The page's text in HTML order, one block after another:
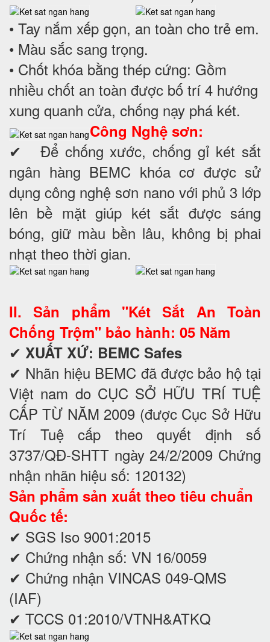
• Tay nắm xếp gọn, an toàn cho trẻ em.
• Màu sắc sang trọng.
• Chốt khóa bằng thép cứng: Gồm
nhiều chốt an toàn được bố trí 4 hướng
xung quanh cửa, chống nạy phá két.
Công Nghệ sơn:
✔ Để chống xước, chống gỉ két sắt
ngân hàng BEMC khóa cơ được sử
dụng công nghệ sơn nano với phủ 3 lớp
lên bề mặt giúp két sắt được sáng
bóng, giữ màu bền lâu, không bị phai
nhạt theo thời gian.
II. Sản phẩm "Két Sắt An Toàn
Chống Trộm" bảo hành: 05 Năm
✔ XUẤT XỨ: BEMC Safes
✔ Nhãn hiệu BEMC đã được bảo hộ tại
Việt nam do CỤC SỞ HỮU TRÍ TUỆ
CẤP TỪ NĂM 2009 (được Cục Sở Hữu
Trí Tuệ cấp theo quyết định số
3737/QĐ-SHTT ngày 24/2/2009 Chứng
nhận nhãn hiệu số: 120132)
Sản phẩm sản xuất theo tiêu chuẩn
Quốc tế:
✔ SGS Iso 9001:2015
✔ Chứng nhận số: VN 16/0059
✔ Chứng nhận VINCAS 049-QMS
(IAF)
✔ TCCS 01:2010/VTNH&ATKQ